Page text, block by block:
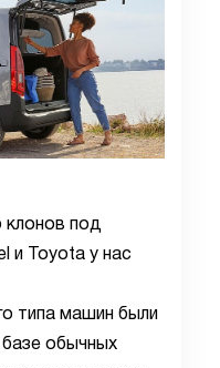
клонов под
и Toyota у нас
типа машин были
обычных